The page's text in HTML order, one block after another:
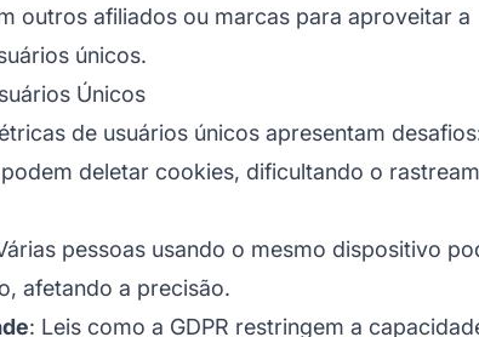
outros afiliados ou marcas para aproveitar a
únicos.
Únicos
de usuários únicos apresentam
deletar cookies, dificultando o
pessoas usando o mesmo dispositivo
afetando a precisão.
: Leis como a GDPR restringem a